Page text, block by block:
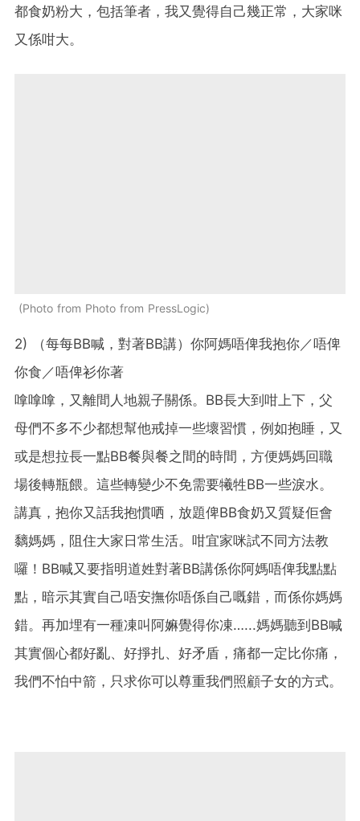
都食奶粉大，包括筆者，我又覺得自己幾正常，大家咪
又係咁大。
Photo from Photo from PressLogic
2) （每每BB喊，對著BB講）你阿媽唔俾我抱你／唔俾
你食／唔俾衫你著
嗱嗱嗱，又離間人地親子關係。BB長大到咁上下，父
母們不多不少都想幫他戒掉一些壞習慣，例如抱睡，又
或是想拉長一點BB餐與餐之間的時間，方便媽媽回職
場後轉瓶餵。這些轉變少不免需要犧牲BB一些淚水。
講真，抱你又話我抱慣哂，放題俾BB食奶又質疑佢會
黐媽媽，阻住大家日常生活。咁宜家咪試不同方法教
囉！BB喊又要指明道姓對著BB講係你阿媽唔俾我點點
點，暗示其實自己唔安撫你唔係自己嘅錯，而係你媽媽
錯。再加埋有一種凍叫阿嫲覺得你凍…...媽媽聽到BB喊
其實個心都好亂、好掙扎、好矛盾，痛都一定比你痛，
我們不怕中箭，只求你可以尊重我們照顧子女的方式。